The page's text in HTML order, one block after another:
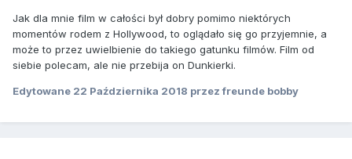
Jak dla mnie film w całości był dobry pomimo niektórych
momentów rodem z Hollywood, to oglądało się go przyjemnie, a
może to przez uwielbienie do takiego gatunku filmów. Film od
siebie polecam, ale nie przebija on Dunkierki.
Edytowane 22 Października 2018 przez freunde bobby